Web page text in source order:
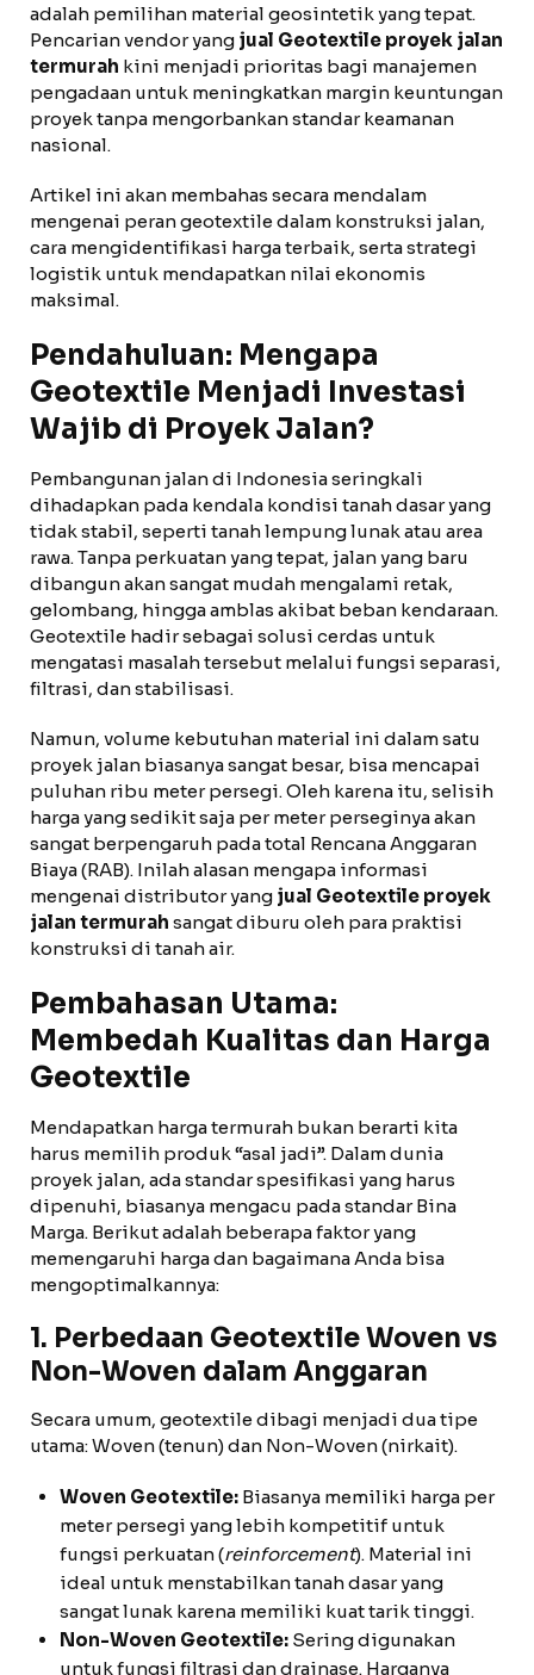
adalah pemilihan material geosintetik yang tepat.
Pencarian vendor yang jual Geotextile proyek jalan
termurah kini menjadi prioritas bagi manajemen
pengadaan untuk meningkatkan margin keuntungan
proyek tanpa mengorbankan standar keamanan
nasional.
Artikel ini akan membahas secara mendalam
mengenai peran geotextile dalam konstruksi jalan,
cara mengidentifikasi harga terbaik, serta strategi
logistik untuk mendapatkan nilai ekonomis
maksimal.
Pendahuluan: Mengapa
Geotextile Menjadi Investasi
Wajib di Proyek Jalan?
Pembangunan jalan di Indonesia seringkali
dihadapkan pada kendala kondisi tanah dasar yang
tidak stabil, seperti tanah lempung lunak atau area
rawa. Tanpa perkuatan yang tepat, jalan yang baru
dibangun akan sangat mudah mengalami retak,
gelombang, hingga amblas akibat beban kendaraan.
Geotextile hadir sebagai solusi cerdas untuk
mengatasi masalah tersebut melalui fungsi separasi,
filtrasi, dan stabilisasi.
Namun, volume kebutuhan material ini dalam satu
proyek jalan biasanya sangat besar, bisa mencapai
puluhan ribu meter persegi. Oleh karena itu, selisih
harga yang sedikit saja per meter perseginya akan
sangat berpengaruh pada total Rencana Anggaran
Biaya (RAB). Inilah alasan mengapa informasi
mengenai distributor yang jual Geotextile proyek
jalan termurah sangat diburu oleh para praktisi
konstruksi di tanah air.
Pembahasan Utama:
Membedah Kualitas dan Harga
Geotextile
Mendapatkan harga termurah bukan berarti kita
harus memilih produk “asal jadi”. Dalam dunia
proyek jalan, ada standar spesifikasi yang harus
dipenuhi, biasanya mengacu pada standar Bina
Marga. Berikut adalah beberapa faktor yang
memengaruhi harga dan bagaimana Anda bisa
mengoptimalkannya:
1. Perbedaan Geotextile Woven vs
Non-Woven dalam Anggaran
Secara umum, geotextile dibagi menjadi dua tipe
utama: Woven (tenun) dan Non-Woven (nirkait).
Woven Geotextile: Biasanya memiliki harga per
meter persegi yang lebih kompetitif untuk
fungsi perkuatan (reinforcement). Material ini
ideal untuk menstabilkan tanah dasar yang
sangat lunak karena memiliki kuat tarik tinggi.
Non-Woven Geotextile: Sering digunakan
untuk fungsi filtrasi dan drainase. Harganya